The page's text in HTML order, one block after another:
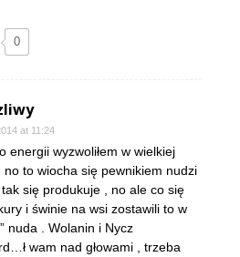
0
at 11:24
energii wyzwoliłem w wielkiej
no to wiocha się pewnikiem nudzi
się produkuje , no ale co się
i świnie na wsi zostawili to w
nuda . Wolanin i Nycz
wam nad głowami , trzeba